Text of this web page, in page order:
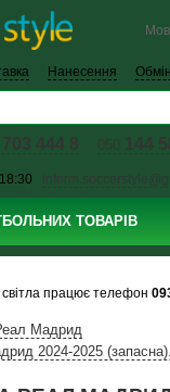
Нанесення
703 444 8 050 144
ТОВАРІВ
світла працює телефон
Мадрид
2024-2025